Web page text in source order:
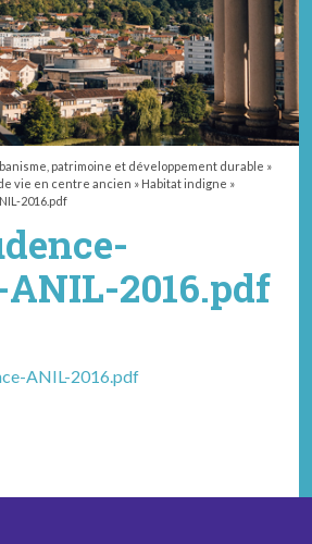
patrimoine et développement durable »
vie en centre ancien » Habitat indigne »
2016.pdf
2016.pdf
ANIL-2016.pdf